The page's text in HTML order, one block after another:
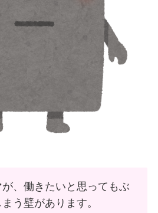
、働きたいと思ってもぶ
う壁があります。